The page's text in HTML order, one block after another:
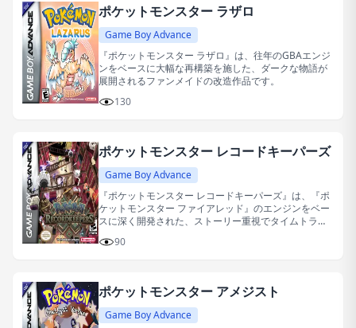
ポケットモンスター ラザロ
Game Boy Advance
『ポケットモンスター ラザロ』は、往年のGBAエンジ
ンをベースに大幅な再構築を施した、ダークな物語が
展開されるファンメイドの改造作品です。
130
ポケットモンスター レコードキーパーズ
Game Boy Advance
『ポケットモンスター レコードキーパーズ』は、『ポ
ケットモンスター ファイアレッド』のエンジンをベー
スに深く開発された、ストーリー重視でタイムトラベ
90
ポケットモンスター アメジスト
Game Boy Advance